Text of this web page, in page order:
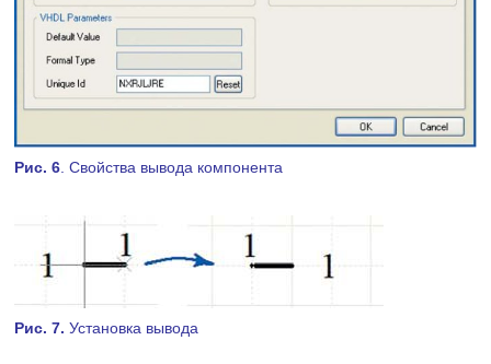
Рис. 6. Свойства вывода компонента
Рис. 7. Установка вывода